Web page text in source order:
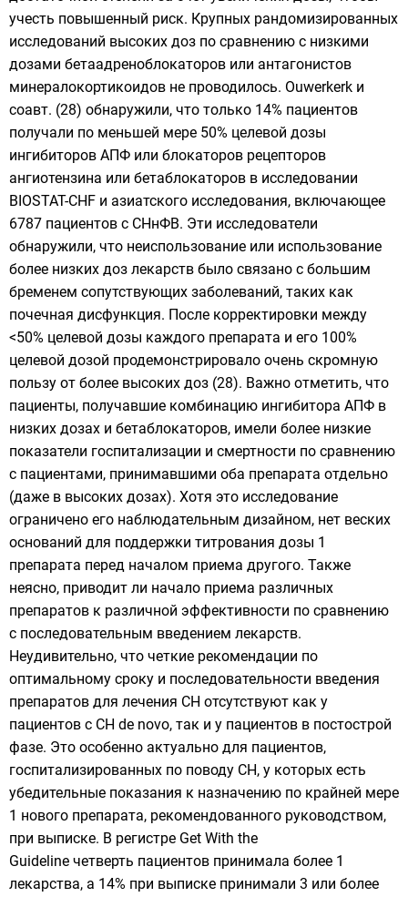
учесть повышенный риск. Крупных рандомизированных
исследований высоких доз по сравнению с низкими
дозами бетаадреноблокаторов или антагонистов
минералокортикоидов не проводилось. Ouwerkerk и
соавт. (28) обнаружили, что только 14% пациентов
получали по меньшей мере 50% целевой дозы
ингибиторов АПФ или блокаторов рецепторов
ангиотензина или бетаблокаторов в исследовании
BIOSTAT-CHF и азиатского исследования, включающее
6787 пациентов с СНнФВ. Эти исследователи
обнаружили, что неиспользование или использование
более низких доз лекарств было связано с большим
бременем сопутствующих заболеваний, таких как
почечная дисфункция. После корректировки между
<50% целевой дозы каждого препарата и его 100%
целевой дозой продемонстрировало очень скромную
пользу от более высоких доз (28). Важно отметить, что
пациенты, получавшие комбинацию ингибитора АПФ в
низких дозах и бетаблокаторов, имели более низкие
показатели госпитализации и смертности по сравнению
с пациентами, принимавшими оба препарата отдельно
(даже в высоких дозах). Хотя это исследование
ограничено его наблюдательным дизайном, нет веских
оснований для поддержки титрования дозы 1
препарата перед началом приема другого. Также
неясно, приводит ли начало приема различных
препаратов к различной эффективности по сравнению
с последовательным введением лекарств.
Неудивительно, что четкие рекомендации по
оптимальному сроку и последовательности введения
препаратов для лечения СН отсутствуют как у
пациентов с СН de novo, так и у пациентов в постострой
фазе. Это особенно актуально для пациентов,
госпитализированных по поводу СН, у которых есть
убедительные показания к назначению по крайней мере
1 нового препарата, рекомендованного руководством,
при выписке. В регистре Get With the
Guideline четверть пациентов принимала более 1
лекарства, а 14% при выписке принимали 3 или более